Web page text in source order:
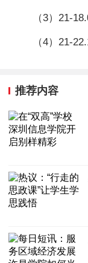
（3）21-
（4）21-
推荐内容